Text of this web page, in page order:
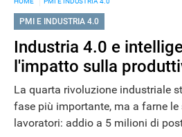
PMI E INDUSTRIA 4.0
Industria 4.0 e
l'impatto sulla
La quarta rivoluzione industriale
fase più importante, ma a farne le
lavoratori: addio a 5 milioni di